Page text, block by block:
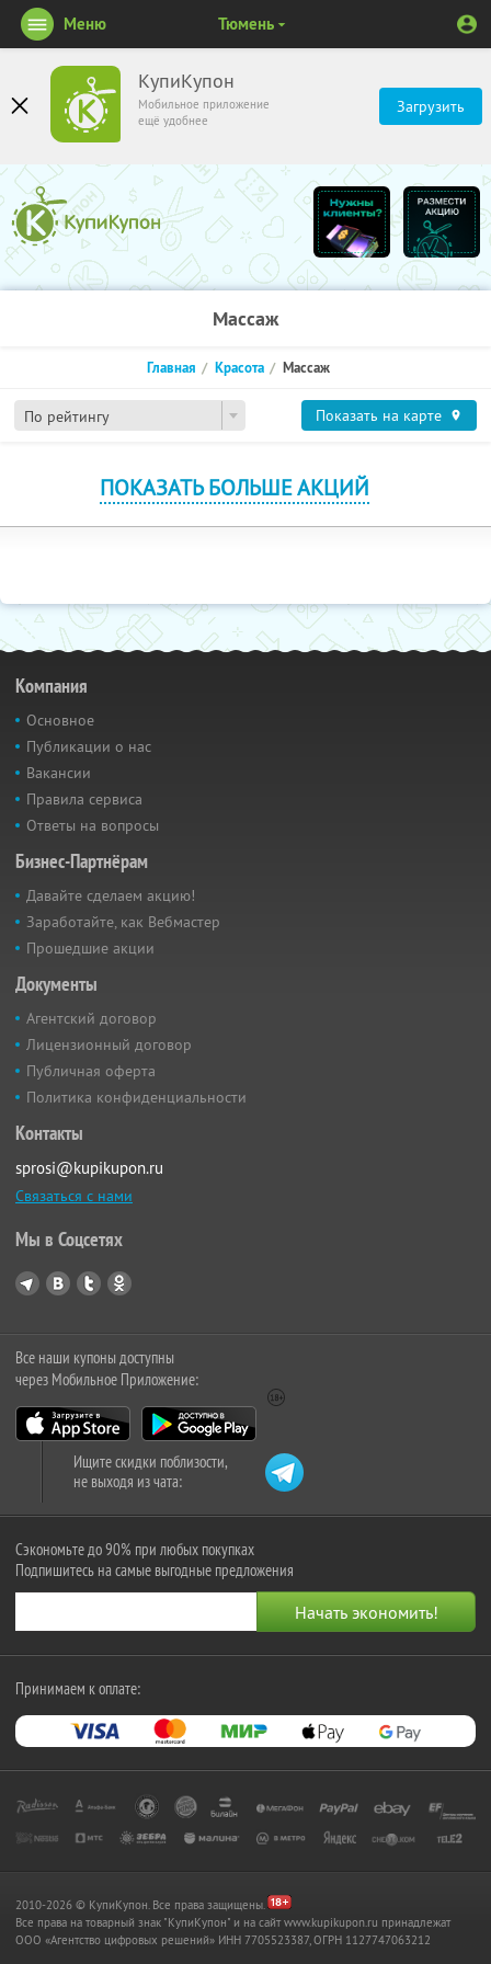
КупиКупон
Мобильное приложение
ещё удобнее
Загрузить
Меню Тюмень
Массаж
По рейтингу
Главная Красота Массаж
Показать на карте
ПОКАЗАТЬ БОЛЬШЕ АКЦИЙ
Компания
Основное
Публикации о нас
Вакансии
Правила сервиса
Ответы на вопросы
Бизнес-Партнёрам
Давайте сделаем акцию!
Заработайте, как Вебмастер
Прошедшие акции
Документы
Агентский договор
Лицензионный договор
Публичная оферта
Политика конфиденциальности
Контакты
sprosi@kupikupon.ru
Связаться с нами
Мы в Соцсетях
Все наши купоны доступны
через Мобильное Приложение:
Ищите скидки поблизости,
не выходя из чата:
Сэкономьте до 90% при любых покупках
Подпишитесь на самые выгодные предложения
Принимаем к оплате:
2010-2026 © КупиКупон. Все права защищены.
Все права на товарный знак "КупиКупон" и на сайт www.kupikupon.ru принадлежат
OOO «Агентство цифровых решений» ИНН 7705523387, ОГРН 1127747063212